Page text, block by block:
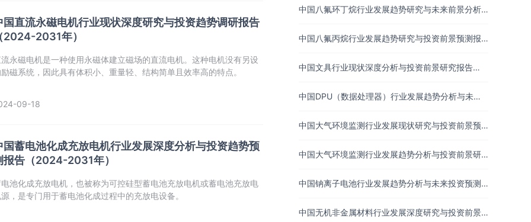
国直流永磁电机行业现状深度研究与投资趋势调研报告
2024-2031年）
永磁电机‌是一种使用永磁体建立磁场的直流电机。这种电机没有另设
磁系统，因此具有体积小、重量轻、结构简单且效率高的特点。
09-18
国蓄电池化成充放电机行业发展深度分析与投资趋势预
报告（2024-2031年）
池化成充放电机‌，也被称为可控硅型蓄电池充放电机或蓄电池充放电
，是专门用于蓄电池化成过程中的充放电设备。
中国八氟环丁烷行业发展趋势研究与未来前景分析
中国八氟丙烷行业发展趋势研究与投资前景预测报
中国文具行业现状深度分析与投资前景研究报告
中国DPU（数据处理器）行业发展趋势分析与未来
中国大气环境监测行业发展现状研究与投资前景预
中国大气环境监测行业发展趋势分析与投资前景研
中国钠离子电池行业发展趋势分析与未来投资预测
中国无机非金属材料行业发展深度研究与投资前景